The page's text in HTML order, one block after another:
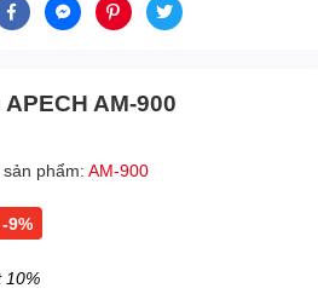
AM-900
sản phẩm: AM-900
-9%
10%